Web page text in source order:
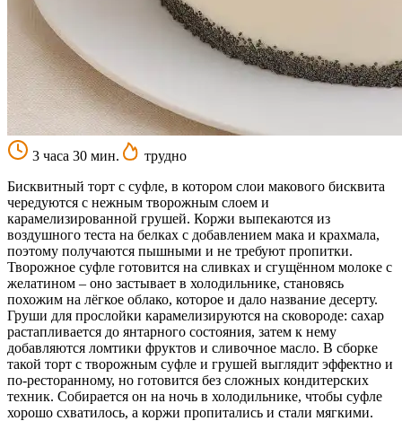
3 часа 30 мин.
трудно
Бисквитный торт с суфле, в котором слои макового бисквита
чередуются с нежным творожным слоем и
карамелизированной грушей. Коржи выпекаются из
воздушного теста на белках с добавлением мака и крахмала,
поэтому получаются пышными и не требуют пропитки.
Творожное суфле готовится на сливках и сгущённом молоке с
желатином – оно застывает в холодильнике, становясь
похожим на лёгкое облако, которое и дало название десерту.
Груши для прослойки карамелизируются на сковороде: сахар
растапливается до янтарного состояния, затем к нему
добавляются ломтики фруктов и сливочное масло. В сборке
такой торт с творожным суфле и грушей выглядит эффектно и
по-ресторанному, но готовится без сложных кондитерских
техник. Собирается он на ночь в холодильнике, чтобы суфле
хорошо схватилось, а коржи пропитались и стали мягкими.